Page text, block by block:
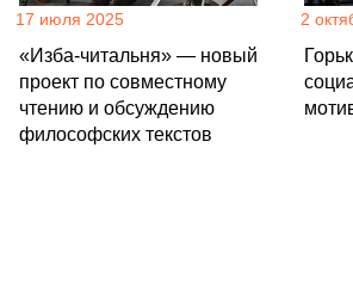
17 июля 2025
«Изба-читальня» — новый
проект по совместному
чтению и обсуждению
философских текстов
2